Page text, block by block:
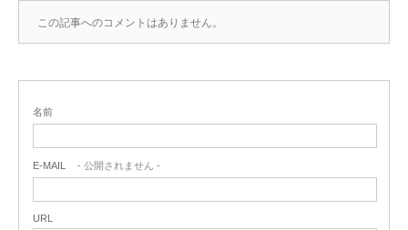
この記事へのコメントはありません。
名前
E-MAIL - 公開されません -
URL